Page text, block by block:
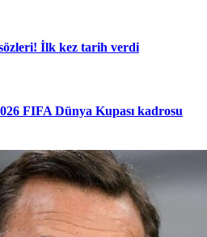
İlk kez tarih verdi
FIFA Dünya Kupası kadrosu